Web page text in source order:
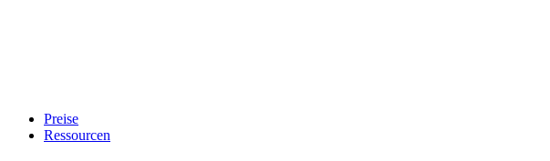
Preise
Ressourcen